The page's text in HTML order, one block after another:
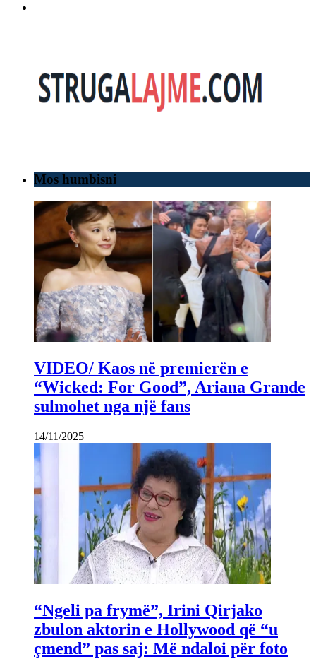
Mos humbisni
VIDEO/ Kaos në premierën e
“Wicked: For Good”, Ariana Grande
sulmohet nga një fans
14/11/2025
“Ngeli pa frymë”, Irini Qirjako
zbulon aktorin e Hollywood që “u
çmend” pas saj: Më ndaloi për foto